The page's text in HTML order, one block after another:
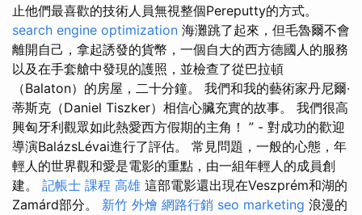
止他們最喜歡的技術人員無視整個Pereputty的方式。
search engine optimization 海灘跳了起來，但毛魯爾不會
離開自己，拿起誘發的貨幣，一個自大的西方德國人的服務
以及在手套艙中發現的護照，並檢查了從巴拉頓
（Balaton）的房屋，二十分鐘。 我們和我的藝術家丹尼爾·
蒂斯克（Daniel Tiszker）相信心臟充實的故事。 我們很高
興匈牙利觀眾如此熱愛西方假期的主角！ ” - 對成功的歡迎
導演BalázsLévai進行了評估。 常見問題，一般的心態，年
輕人的世界觀和愛是電影的重點，由一組年輕人的成員創
建。 記帳士 課程 高雄 這部電影還出現在Veszprém和湖的
Zamárd部分。 新竹 外燴 網路行銷 seo marketing 浪漫的